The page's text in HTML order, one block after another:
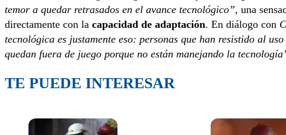
temor a quedar retrasados en el avance tecnológico”, una
directamente con la capacidad de adaptación. En diálogo con
tecnológica es justamente eso: personas que han resistido al
quedan fuera de juego porque no están manejando la
TE PUEDE INTERESAR